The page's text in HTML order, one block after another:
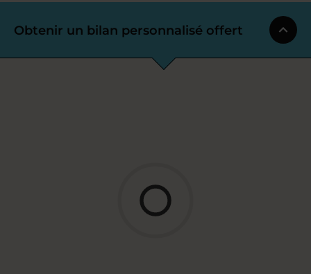
Obtenir un bilan personnalisé offert